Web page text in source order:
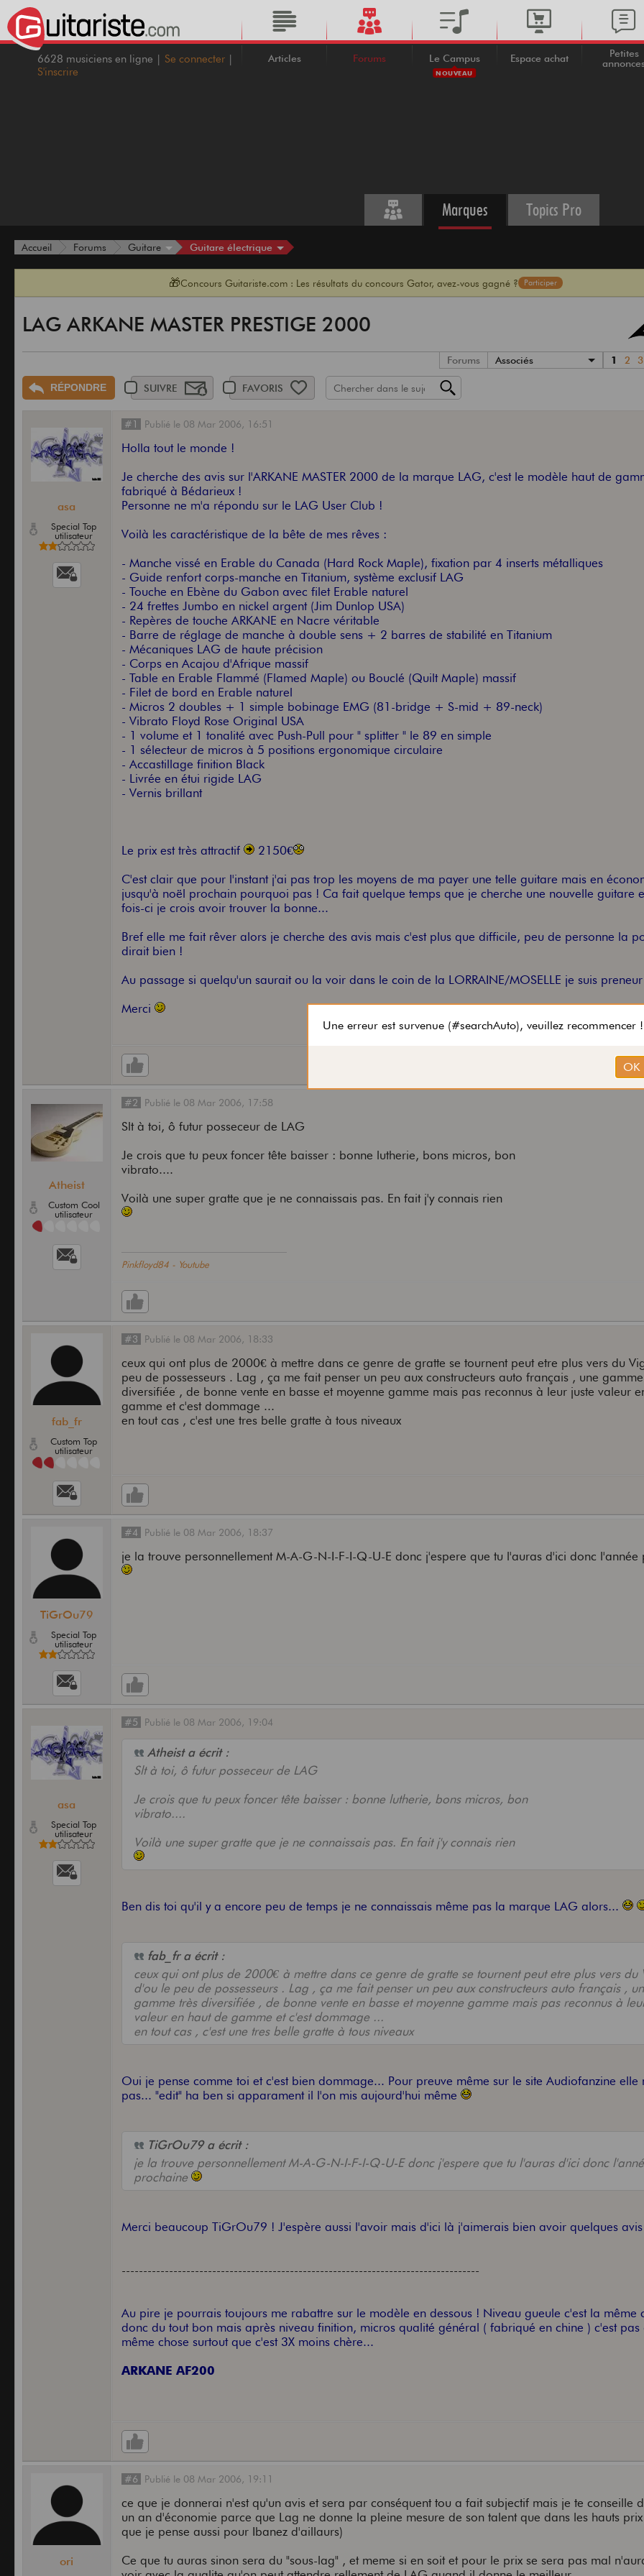
6628 musiciens en ligne | Se connecter |
S'inscrire
Articles Forums Le Campus
NOUVEAU
Espace achat
Petites
Marques Topics Pro
Accueil Forums Guitare Guitare électrique
🎁Concours Guitariste.com : Les résultats du concours Gator, avez-vous gagné ? Participer
LAG ARKANE MASTER PRESTIGE 2000
Forums Associés 1 2 3
RÉPONDRE SUIVRE FAVORIS
asa
Special Top
utilisateur
#1 Publié le 08 Mar 2006, 16:51
Holla tout le monde !
Je cherche des avis sur l'ARKANE MASTER 2000 de la marque LAG, c'est le modèle haut de
fabriqué à Bédarieux !
Personne ne m'a répondu sur le LAG User Club !
Voilà les caractéristique de la bête de mes rêves :
- Manche vissé en Erable du Canada (Hard Rock Maple), fixation par 4 inserts métalliques
- Guide renfort corps-manche en Titanium, système exclusif LAG
- Touche en Ebène du Gabon avec filet Erable naturel
- 24 frettes Jumbo en nickel argent (Jim Dunlop USA)
- Repères de touche ARKANE en Nacre véritable
- Barre de réglage de manche à double sens + 2 barres de stabilité en Titanium
- Mécaniques LAG de haute précision
- Corps en Acajou d'Afrique massif
- Table en Erable Flammé (Flamed Maple) ou Bouclé (Quilt Maple) massif
- Filet de bord en Erable naturel
- Micros 2 doubles + 1 simple bobinage EMG (81-bridge + S-mid + 89-neck)
- Vibrato Floyd Rose Original USA
- 1 volume et 1 tonalité avec Push-Pull pour " splitter " le 89 en simple
- 1 sélecteur de micros à 5 positions ergonomique circulaire
- Accastillage finition Black
- Livrée en étui rigide LAG
- Vernis brillant
Le prix est très attractif
2150€
C'est clair que pour l'instant j'ai pas trop les moyens de ma payer une telle guitare mais en
jusqu'à noël prochain pourquoi pas ! Ca fait quelque temps que je cherche une nouvelle guitare
fois-ci je crois avoir trouver la bonne...
Bref elle me fait rêver alors je cherche des avis mais c'est plus que difficile, peu de personne la
dirait bien !
Au passage si quelqu'un saurait ou la voir dans le coin de la LORRAINE/MOSELLE je suis
Merci
Atheist
Custom Cool
utilisateur
#2 Publié le 08 Mar 2006, 17:58
Slt à toi, ô futur posseceur de LAG
Je crois que tu peux foncer tête baisser : bonne lutherie, bons micros, bon
vibrato....
Voilà une super gratte que je ne connaissais pas. En fait j'y connais rien
Pinkfloyd84 - Youtube
fab_fr
Custom Top
utilisateur
#3 Publié le 08 Mar 2006, 18:33
ceux qui ont plus de 2000€ à mettre dans ce genre de gratte se tournent peut etre plus vers du
peu de possesseurs . Lag , ça me fait penser un peu aux constructeurs auto français , une
diversifiée , de bonne vente en basse et moyenne gamme mais pas reconnus à leur juste valeur
gamme et c'est dommage ...
en tout cas , c'est une tres belle gratte à tous niveaux
TiGrOu79
Special Top
utilisateur
#4 Publié le 08 Mar 2006, 18:37
je la trouve personnellement M-A-G-N-I-F-I-Q-U-E donc j'espere que tu l'auras d'ici donc l'année
asa
Special Top
utilisateur
#5 Publié le 08 Mar 2006, 19:04
Atheist a écrit :
Slt à toi, ô futur posseceur de LAG
Je crois que tu peux foncer tête baisser : bonne lutherie, bons micros, bon
vibrato....
Voilà une super gratte que je ne connaissais pas. En fait j'y connais rien
Ben dis toi qu'il y a encore peu de temps je ne connaissais même pas la marque LAG alors...
fab_fr a écrit :
ceux qui ont plus de 2000€ à mettre dans ce genre de gratte se tournent peut etre plus vers du
d'ou le peu de possesseurs . Lag , ça me fait penser un peu aux constructeurs auto français ,
gamme très diversifiée , de bonne vente en basse et moyenne gamme mais pas reconnus à
valeur en haut de gamme et c'est dommage ...
en tout cas , c'est une tres belle gratte à tous niveaux
Oui je pense comme toi et c'est bien dommage... Pour preuve même sur le site Audiofanzine elle
pas... "edit" ha ben si apparament il l'on mis aujourd'hui même
TiGrOu79 a écrit :
je la trouve personnellement M-A-G-N-I-F-I-Q-U-E donc j'espere que tu l'auras d'ici donc
prochaine
Merci beaucoup TiGrOu79 ! J'espère aussi l'avoir mais d'ici là j'aimerais bien avoir quelques avis
-----------------------------------------------------------------------------------
Au pire je pourrais toujours me rabattre sur le modèle en dessous ! Niveau gueule c'est la même
donc du tout bon mais après niveau finition, micros qualité général ( fabriqué en chine ) c'est pas
même chose surtout que c'est 3X moins chère...
ARKANE AF200
ori
#6 Publié le 08 Mar 2006, 19:11
ce que je donnerai n'est qu'un avis et sera par conséquent tou a fait subjectif mais je te conseille
un an d'économie parce que Lag ne donne la pleine mesure de son talent que dans les hauts
que je pense aussi pour Ibanez d'aillaurs)
Ce que tu auras sinon sera du "sous-lag" , et meme si en soit et pour le prix se sera pas mal